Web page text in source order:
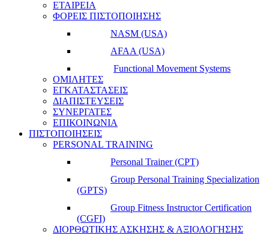
ΕΤΑΙΡΕΙΑ
ΦΟΡΕΙΣ ΠΙΣΤΟΠΟΙΗΣΗΣ
NASM (USA)
AFAA (USA)
Functional Movement Systems
ΟΜΙΛΗΤΕΣ
ΕΓΚΑΤΑΣΤΑΣΕΙΣ
ΔΙΑΠΙΣΤΕΥΣΕΙΣ
ΣΥΝΕΡΓΑΤΕΣ
ΕΠΙΚΟΙΝΩΝΙΑ
ΠΙΣΤΟΠΟΙΗΣΕΙΣ
PERSONAL TRAINING
Personal Trainer (CPT)
Group Personal Training Specialization
(GPTS)
Group Fitness Instructor Certification
(CGFI)
ΔΙΟΡΘΩΤΙΚΗΣ ΑΣΚΗΣΗΣ & ΑΞΙΟΛΟΓΗΣΗΣ